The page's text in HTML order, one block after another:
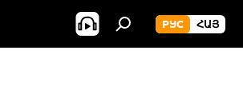
РУС ՀԱՅ